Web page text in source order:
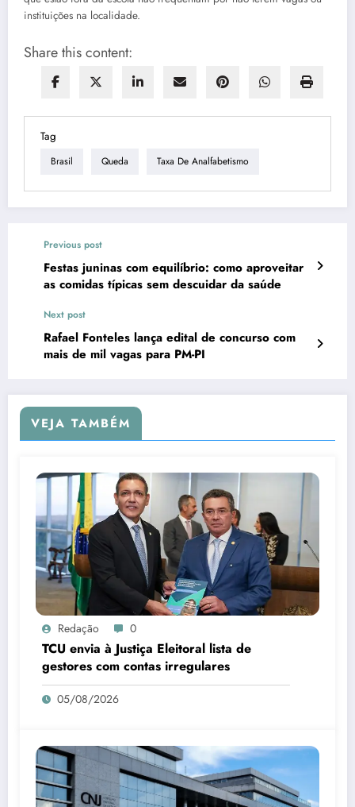
instituições na localidade.
Share this content:
Tag
Brasil Queda Taxa De Analfabetismo
Previous post
Festas juninas com equilíbrio: como aproveitar
as comidas típicas sem descuidar da saúde
Next post
Rafael Fonteles lança edital de concurso com
mais de mil vagas para PM-PI
VEJA TAMBÉM
Redação 0
TCU envia à Justiça Eleitoral lista de
gestores com contas irregulares
05/08/2026